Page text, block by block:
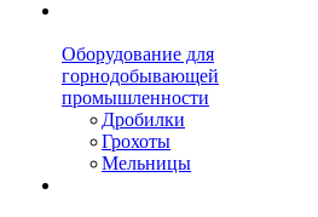
Оборудование для
горнодобывающей
промышленности
Дробилки
Грохоты
Мельницы